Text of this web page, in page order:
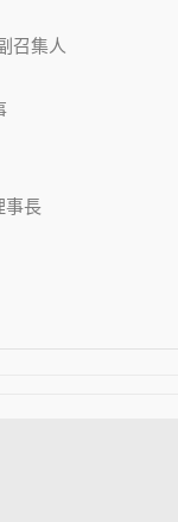
召集人
長